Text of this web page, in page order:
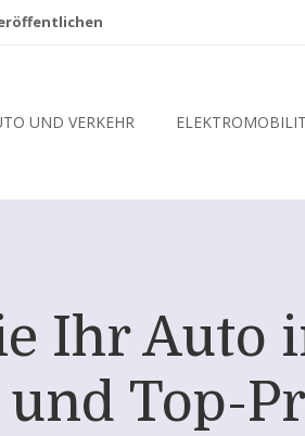
UND VERKEHR
Ihr Auto
Top-